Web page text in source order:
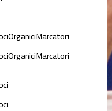
OrganiciMarcatori
OrganiciMarcatori